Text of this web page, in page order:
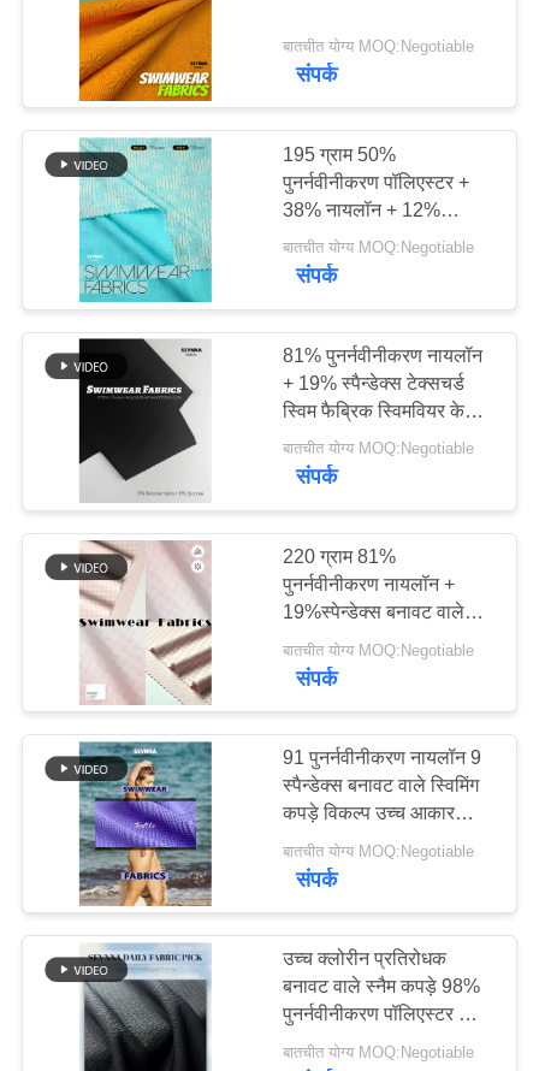
PRIVACY
POLICY
कपड़े को दोबारा बनाएं
इको फ्रेंडली स्विमवियर
फैब्रिक
105
सक्रिय बुना हुआ कपड़ा
170
योग पहनने का कपड़ा
164
बातचीत योग्य MOQ:Negotiable
संपर्क
195 ग्राम 50%
पुनर्नवीनीकरण पॉलिएस्टर +
38% नायलॉन + 12%
स्पांडेक्स बनावट वाले
स्विमवियर के लिए स्विम कपड़े
बातचीत योग्य MOQ:Negotiable
संपर्क
81% पुनर्नवीनीकरण नायलॉन
+ 19% स्पैन्डेक्स टेक्सचर्ड
स्विम फैब्रिक स्विमवियर के
लिए
बातचीत योग्य MOQ:Negotiable
संपर्क
220 ग्राम 81%
पुनर्नवीनीकरण नायलॉन +
19%स्पेन्डेक्स बनावट वाले
स्नान कपड़े
बातचीत योग्य MOQ:Negotiable
संपर्क
91 पुनर्नवीनीकरण नायलॉन 9
स्पैन्डेक्स बनावट वाले स्विमिंग
कपड़े विकल्प उच्च आकार
प्रतिधारण प्रदान करते हैं
आरामदायक टिकाऊ स्विमिंग
बातचीत योग्य MOQ:Negotiable
संपर्क
उच्च क्लोरीन प्रतिरोधक
बनावट वाले स्नैम कपड़े 98%
पुनर्नवीनीकरण पॉलिएस्टर और
UPF 50+ सुरक्षा के साथ
बातचीत योग्य MOQ:Negotiable